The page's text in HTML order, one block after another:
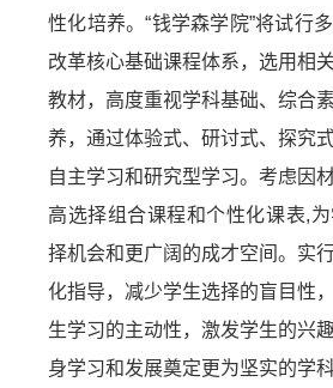
性化培养。“钱学森学院”将试行
改革核心基础课程体系，选用相
教材，高度重视学科基础、综合
养，通过体验式、研讨式、探究
自主学习和研究型学习。考虑因
高选择组合课程和个性化课表,
择机会和更广阔的成才空间。实
化指导，减少学生选择的盲目性
生学习的主动性，激发学生的兴
身学习和发展奠定更为坚实的学